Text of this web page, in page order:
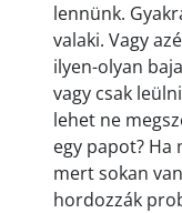
lennünk.
valaki. Vagy
ilyen-olyan
vagy csak
lehet ne
egy papot? Ha
mert sokan
hordozzák